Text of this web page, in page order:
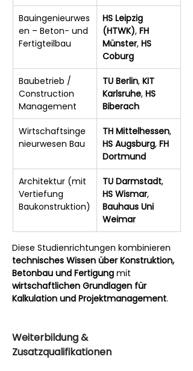
Bauingenieurwes
en – Beton- und
Fertigteilbau
HS Leipzig
(HTWK), FH
Münster, HS
Coburg
Baubetrieb /
Construction
Management
TU Berlin, KIT
Karlsruhe, HS
Biberach
Wirtschaftsinge
nieurwesen Bau
TH Mittelhessen,
HS Augsburg, FH
Dortmund
Architektur (mit
Vertiefung
Baukonstruktion)
TU Darmstadt,
HS Wismar,
Bauhaus Uni
Weimar
Diese Studienrichtungen kombinieren
technisches Wissen über Konstruktion,
Betonbau und Fertigung mit
wirtschaftlichen Grundlagen für
Kalkulation und Projektmanagement.
Weiterbildung &
Zusatzqualifikationen